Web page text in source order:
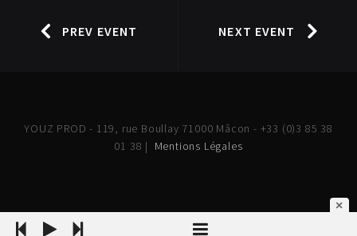
PREV EVENT NEXT EVENT
YOUZ PROD - 119, rue Boullay 71000 Mâcon - +33 (0)3 85 38
01 38 | Mentions Légales